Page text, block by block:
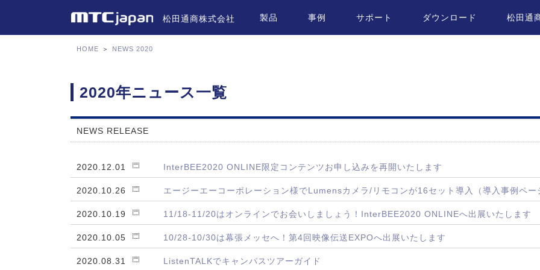
松田通商株式会社 製品 事例 サポート ダウンロード 松田通
HOME ＞ NEWS 2020
2020年ニュース一覧
NEWS RELEASE
2020.12.01 InterBEE2020 ONLINE限定コンテンツお申し込みを再開いたします
2020.10.26 エージーエーコーポレーション様でLumensカメラ/リモコンが16セット導入（導入事例ペー
2020.10.19 11/18-11/20はオンラインでお会いしましょう！InterBEE2020 ONLINEへ出展いたします
2020.10.05 10/28-10/30は幕張メッセへ！第4回映像伝送EXPOへ出展いたします
2020.08.31 ListenTALKでキャンパスツアーガイド